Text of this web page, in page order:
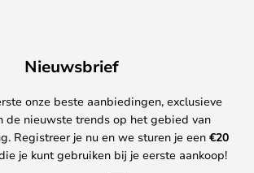
Nieuwsbrief
onze beste aanbiedingen, exclusieve
de nieuwste trends op het gebied van
Registreer je nu en we sturen je een €20
je kunt gebruiken bij je eerste aankoop!